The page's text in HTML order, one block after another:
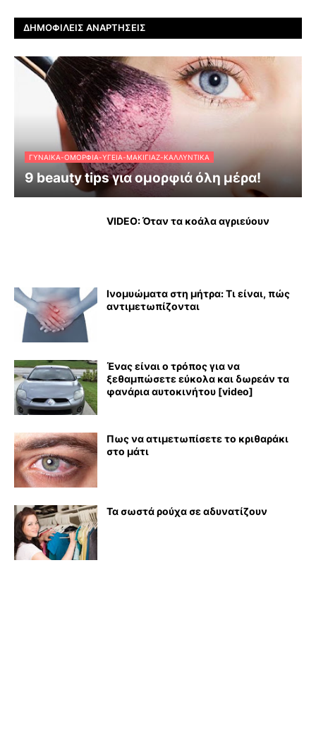
ΔΗΜΟΦΙΛΕΊΣ ΑΝΑΡΤΉΣΕΙΣ
ΓΥΝΑΊΚΑ-ΟΜΟΡΦΙΆ-ΥΓΕΊΑ-ΜΑΚΙΓΙΆΖ-ΚΑΛΛΥΝΤΙΚΆ
9 beauty tips για ομορφιά όλη μέρα!
VIDEO: Όταν τα κοάλα αγριεύουν
Ινομυώματα στη μήτρα: Τι είναι, πώς
αντιμετωπίζονται
Ένας είναι ο τρόπος για να
ξεθαμπώσετε εύκολα και δωρεάν τα
φανάρια αυτοκινήτου [video]
Πως να ατιμετωπίσετε το κριθαράκι
στο μάτι
Τα σωστά ρούχα σε αδυνατίζουν